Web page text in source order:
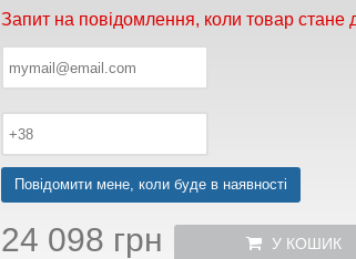
Запит на повідомлення, коли товар стане
Повідомити мене, коли буде в наявності
24 098 грн У КОШИК